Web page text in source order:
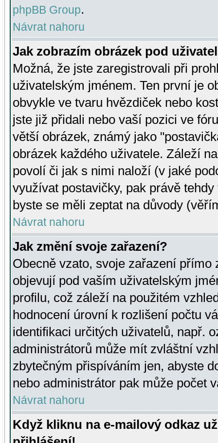
phpBB Group.
Návrat nahoru
Jak zobrazím obrázek pod
Možná, že jste zaregistrovali při
uživatelským jménem. Ten první je
obvykle ve tvaru hvězdiček nebo
jste již přidali nebo vaší pozici ve
větší obrázek, známý jako
obrázek každého uživatele. Záleží
povolí či jak s nimi naloží (v jaké
využívat postavičky, pak právě
byste se měli zeptat na důvody
Návrat nahoru
Jak změní svoje zařazení?
Obecně vzato, svoje zařazení přímo
objevují pod vaším uživatelským
profilu, což záleží na použitém
hodnocení úrovní k rozlišení počtu
identifikaci určitých uživatelů, např.
administrátorů může mít zvláštní
zbytečným přispíváním jen, abyste
nebo administrátor pak může počet
Návrat nahoru
Když kliknu na e-mailový odkaz